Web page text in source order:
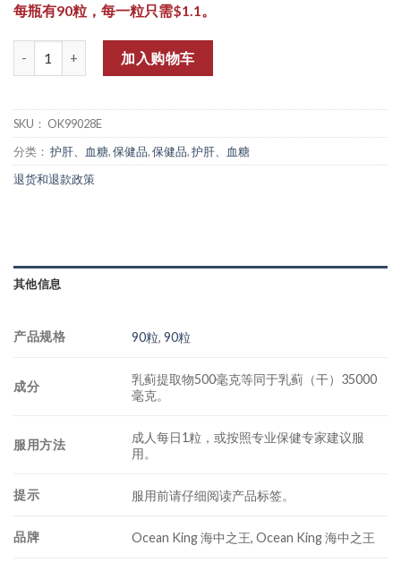
每瓶有90粒，每一粒只需$1.1。
加入购物车
SKU： OK99028E
分类： 护肝、血糖,保健品,保健品,护肝、血糖
退货和退款政策
其他信息
产品规格 90粒,90粒
成分
乳蓟提取物500毫克等同于乳蓟（干）35000
毫克。
服用方法
成人每日1粒，或按照专业保健专家建议服
用。
提示 服用前请仔细阅读产品标签。
品牌 Ocean King 海中之王, Ocean King 海中之王